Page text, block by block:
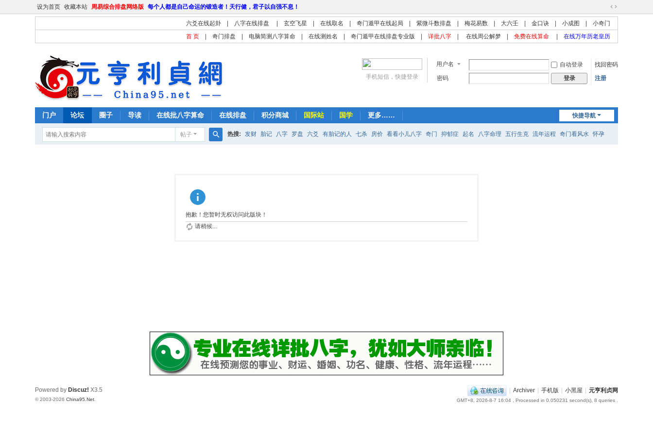
设为首页 收藏本站 周易综合排盘网络版 每个人都是自己命运的锻造者！天行健，君子以自强不息！
切
换
到
宽
六爻在线起卦 八字在线排盘 玄空飞星 在线取名 奇门遁甲在线起局 紫微斗数排盘 梅花易数 大六壬 金口诀 小成图
小奇门
首 页
奇门排盘 电脑简测八字算命 在线测姓名 奇门遁甲在线排盘专业版 详批八字 在线周公解梦 免费在线算命 在线万年历老皇历
用户名 自动登录
找回密码
密码
登录 注册
手机短信，快捷登录
快捷导航
门户 论坛 圈子 导读 在线批八字算命 在线排盘 积分商城 国际站 国学 更多……
帖子 热搜: 发财 胎记 八字 罗盘 六爻 有胎记的人 七杀 房价 看看小儿八字 奇门 抑郁症 起名 八字命理 五行生克 流年运程 奇门看风水 怀孕
抱歉！您暂时无权访问此版块！
请稍候...
| Archiver | 手机版 | 小黑屋 | 元亨利贞网
GMT+8, 2026-8-7 16:04 , Processed in 0.050231 second(s), 8 queries .
Powered by Discuz! X3.5
© 2003-2026 China95.Net